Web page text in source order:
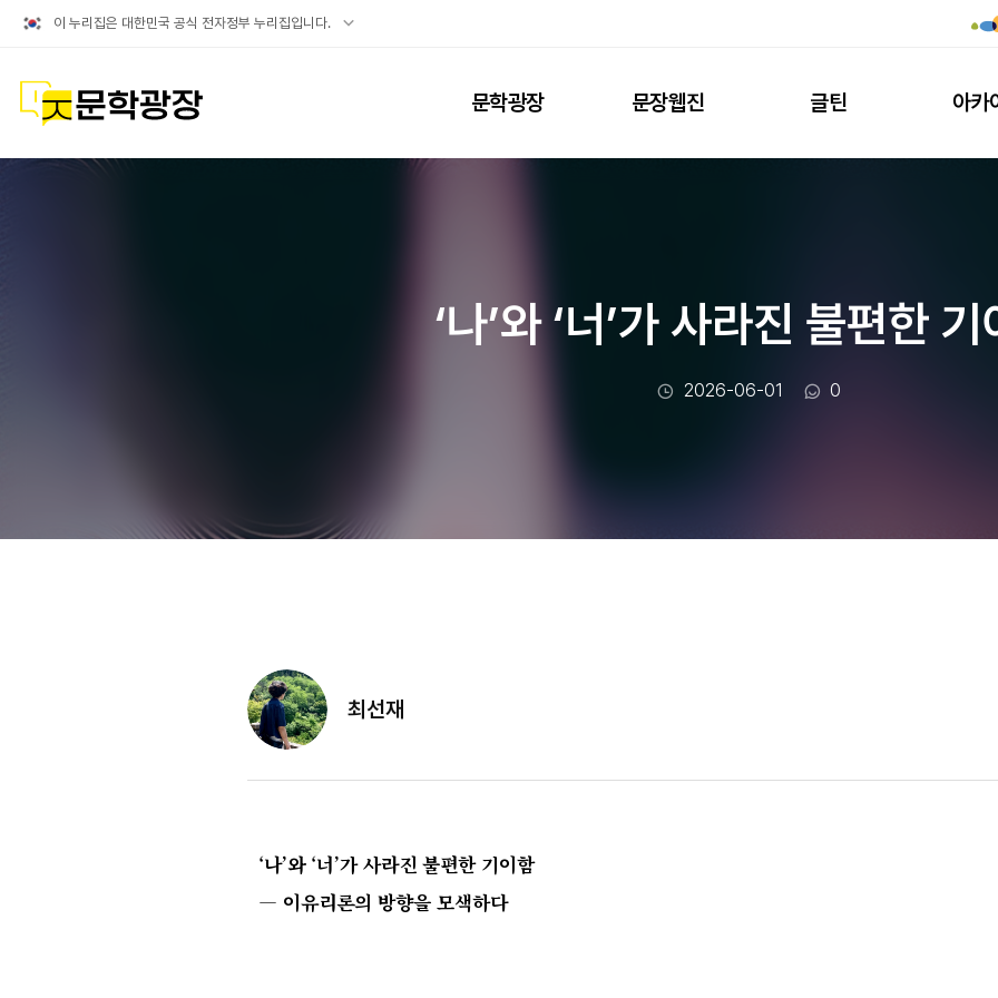
이 누리집은 대한민국 공식 전자정부 누리집입니다.
공식
문학광장 문학광장 문장웹진 글틴 아카
‘나’와 ‘너’가 사라진 불편한
작성일
2026-06-01 댓글수
0
최선재
‘나’와 ‘너’가 사라진 불편한 기이함
― 이유리론의 방향을 모색하다